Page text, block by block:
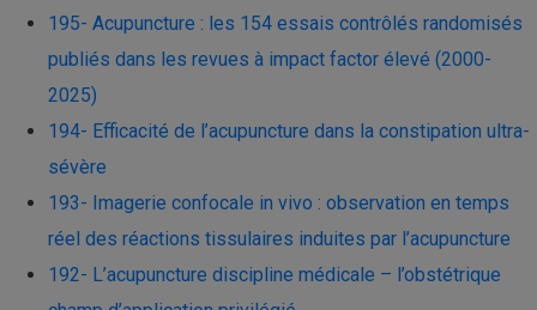
195- Acupuncture : les 154 essais contrôlés randomisés
publiés dans les revues à impact factor élevé (2000-
2025)
194- Efficacité de l’acupuncture dans la constipation ultra-
sévère
193- Imagerie confocale in vivo : observation en temps
réel des réactions tissulaires induites par l’acupuncture
192- L’acupuncture discipline médicale – l’obstétrique